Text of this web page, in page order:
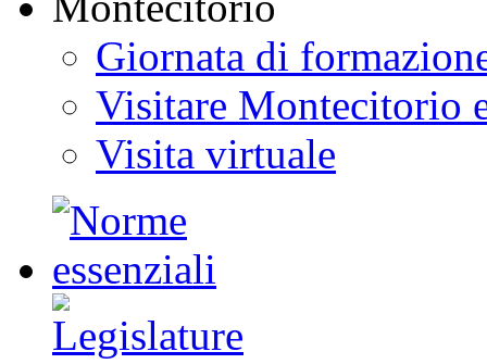
Giornata di
Visitare Montecitorio
Visita virtuale